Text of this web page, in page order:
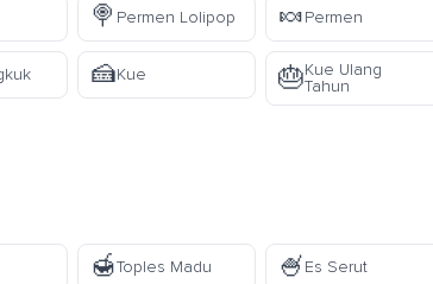
🍭 Permen Lolipop 🍬Permen
🍰Kue 🎂Kue Ulang
Tahun
🍯Toples Madu 🍧Es Serut